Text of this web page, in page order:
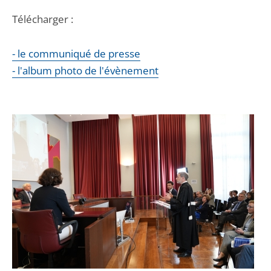
Télécharger :
- le communiqué de presse
- l'album photo de l'évènement